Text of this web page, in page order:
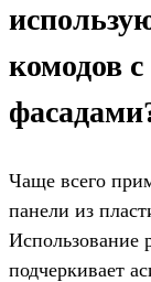
комодов
Чаще всего
панели из
Использование
подчеркивает